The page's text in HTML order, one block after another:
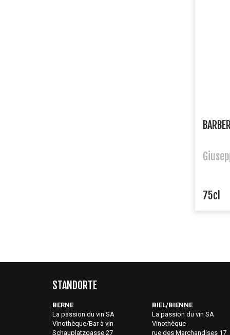
75cl
STANDORTE
BERNE
La passion du vin SA
Vinothèque/Bar à vin
Schauplatzgasse 27
BIEL/BIENNE
La passion du vin SA
Vinothèque
rue des Marchandises 17